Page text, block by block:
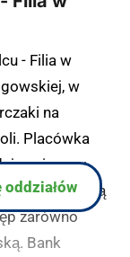
- Filia w
w
na
Placówka
się przy
z ulicą
zarówno
Bank